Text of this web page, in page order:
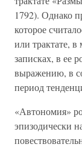
1792). Однако
которое
или трактате,
записках, в ее
выражению, в
период
«Автономия»
эпизодически